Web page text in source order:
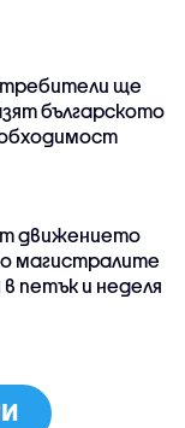
ще
българското
движението
магистралите
в петък и неделя